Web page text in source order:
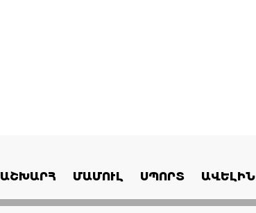
ԱՇԽԱՐՀ ՄԱՄՈՒԼ ՍՊՈՐՏ ԱՎԵԼԻՆ